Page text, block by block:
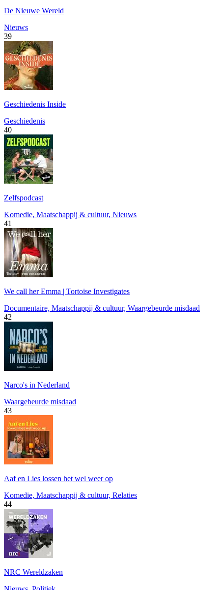
De Nieuwe Wereld
Nieuws
39
Geschiedenis Inside
Geschiedenis
40
Zelfspodcast
Komedie, Maatschappij & cultuur, Nieuws
41
We call her Emma | Tortoise Investigates
Documentaire, Maatschappij & cultuur, Waargebeurde misdaad
42
Narco's in Nederland
Waargebeurde misdaad
43
Aaf en Lies lossen het wel weer op
Komedie, Maatschappij & cultuur, Relaties
44
NRC Wereldzaken